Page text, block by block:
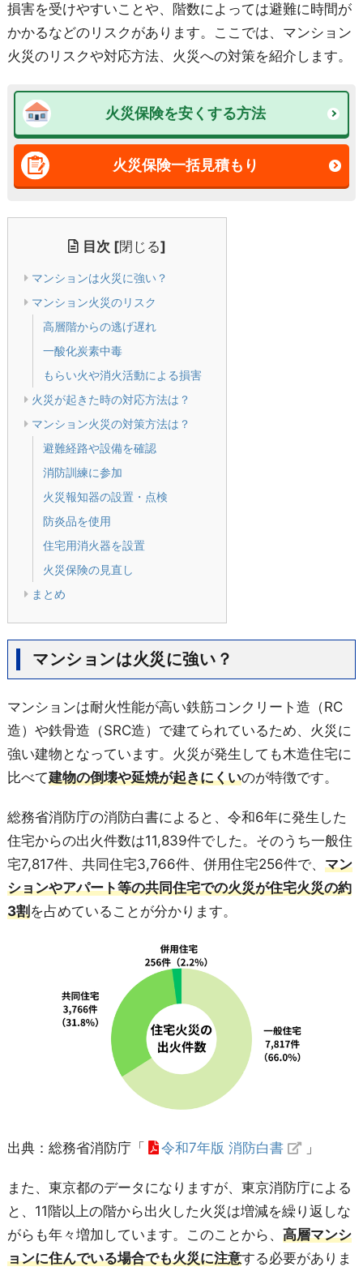
損害を受けやすいことや、階数によっては避難に時間が
かかるなどのリスクがあります。ここでは、マンション
火災のリスクや対応方法、火災への対策を紹介します。
火災保険を安くする方法
火災保険一括見積もり
目次 [閉じる]
マンションは火災に強い？
マンション火災のリスク
高層階からの逃げ遅れ
一酸化炭素中毒
もらい火や消火活動による損害
火災が起きた時の対応方法は？
マンション火災の対策方法は？
避難経路や設備を確認
消防訓練に参加
火災報知器の設置・点検
防炎品を使用
住宅用消火器を設置
火災保険の見直し
まとめ
マンションは火災に強い？
マンションは耐火性能が高い鉄筋コンクリート造（RC
造）や鉄骨造（SRC造）で建てられているため、火災に
強い建物となっています。火災が発生しても木造住宅に
比べて建物の倒壊や延焼が起きにくいのが特徴です。
総務省消防庁の消防白書によると、令和6年に発生した
住宅からの出火件数は11,839件でした。そのうち一般住
宅7,817件、共同住宅3,766件、併用住宅256件で、 マン
ションやアパート等の共同住宅での火災が住宅火災の約
3割 を占めていることが分かります。
出典：総務省消防庁「 令和7年版 消防白書 」
また、東京都のデータになりますが、東京消防庁による
と、11階以上の階から出火した火災は増減を繰り返しな
がらも年々増加しています。このことから、 高層マンシ
ョンに住んでいる場合でも火災に注意する必要がありま